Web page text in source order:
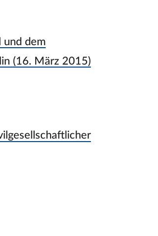
und dem
(16. März 2015)